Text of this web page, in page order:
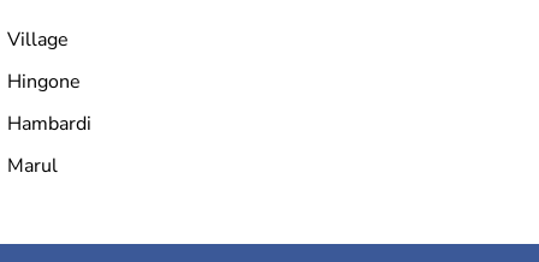
Village
Hingone
Hambardi
Marul